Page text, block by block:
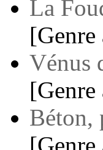
La
[Genre
Vénus
[Genre
Béton,
[Genre